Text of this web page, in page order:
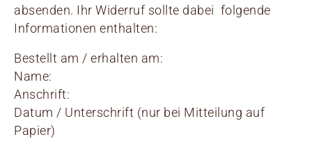
absenden. Ihr Widerruf sollte dabei folgende
Informationen enthalten:
Bestellt am / erhalten am:
Name:
Anschrift:
Datum / Unterschrift (nur bei Mitteilung auf
Papier)